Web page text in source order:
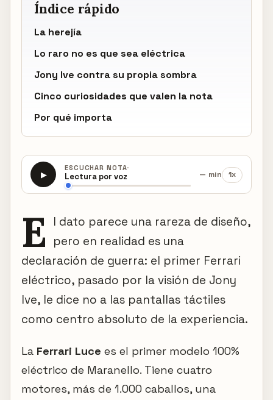
Índice rápido
La herejía
Lo raro no es que sea eléctrica
Jony Ive contra su propia sombra
Cinco curiosidades que valen la nota
Por qué importa
▶
ESCUCHAR NOTA·
Lectura por voz
— min 1x
E l dato parece una rareza de diseño,
pero en realidad es una
declaración de guerra: el primer Ferrari
eléctrico, pasado por la visión de Jony
Ive, le dice no a las pantallas táctiles
como centro absoluto de la experiencia.
La Ferrari Luce es el primer modelo 100%
eléctrico de Maranello. Tiene cuatro
motores, más de 1.000 caballos, una